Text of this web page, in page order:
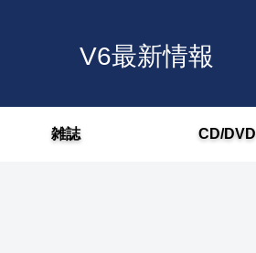
V6最新情報
雑誌 CD/DVD